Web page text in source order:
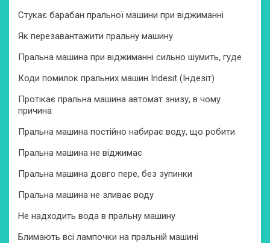
Стукає барабан пральної машини при віджиманні
Як перезавантажити пральну машину
Пральна машина при віджиманні сильно шумить, гуде
Коди помилок пральних машин Indesit (Індезіт)
Протікає пральна машина автомат знизу, в чому
причина
Пральна машина постійно набирає воду, що робити
Пральна машина не віджимає
Пральна машина довго пере, без зупинки
Пральна машина не зливає воду
Не надходить вода в пральну машину
Блимають всі лампочки на пральній машині